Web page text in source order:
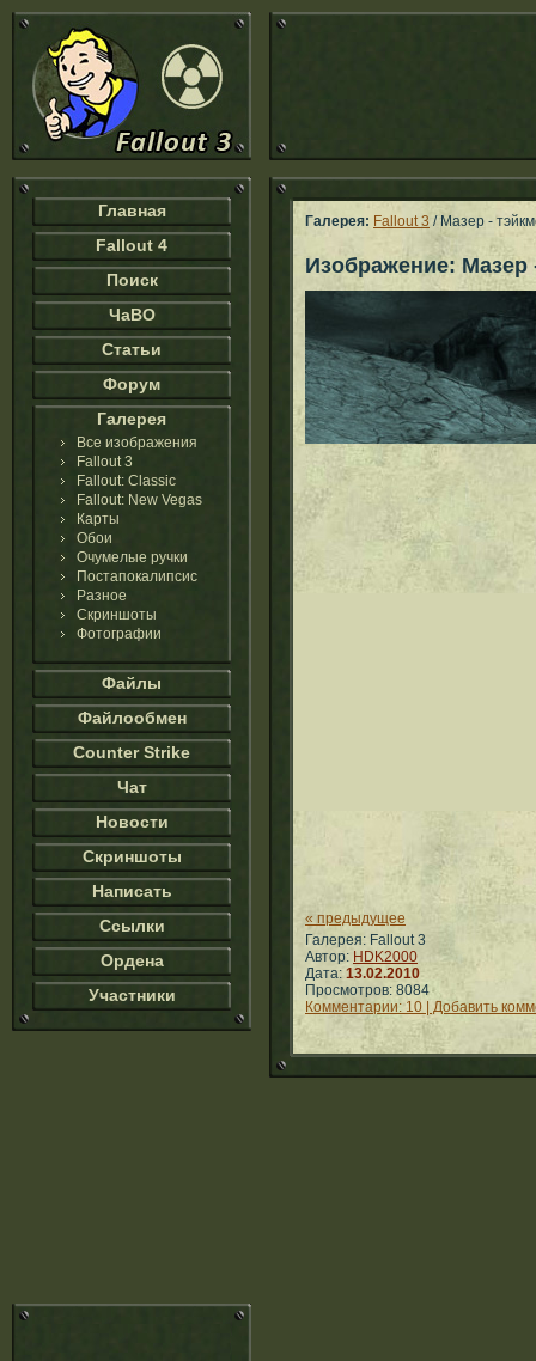
Главная
Fallout 4
Поиск
ЧаВО
Статьи
Форум
Галерея
Все изображения
Fallout 3
Fallout: Classic
Fallout: New Vegas
Карты
Обои
Очумелые ручки
Постапокалипсис
Разное
Скриншоты
Фотографии
Файлы
Файлообмен
Counter Strike
Чат
Новости
Скриншоты
Написать
Ссылки
Ордена
Участники
Галерея: Fallout 3 / Мазер -
Изображение: Мазер
« предыдущее
Галерея: Fallout 3
Автор: HDK2000
Дата: 13.02.2010
Просмотров: 8084
Комментарии: 10 | Добавить